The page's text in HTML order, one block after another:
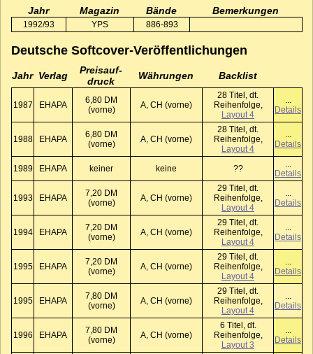
Jahr Magazin Bände Bemerkungen
1992/93 YPS 886-893
Deutsche Softcover-Veröffentlichungen
Jahr Verlag
Preis­auf­
druck
Währungen Backlist
1987 EHAPA
6,80 DM
(vorne)
A, CH (vorne)
28 Titel, dt.
Reihenfolge,
Layout 4
...
Details
1988 EHAPA
6,80 DM
(vorne)
A, CH (vorne)
28 Titel, dt.
Reihenfolge,
Layout 4
...
Details
1989 EHAPA keiner keine ??
...
Details
1993 EHAPA
7,20 DM
(vorne)
A, CH (vorne)
29 Titel, dt.
Reihenfolge,
Layout 4
...
Details
1994 EHAPA
7,20 DM
(vorne)
A, CH (vorne)
29 Titel, dt.
Reihenfolge,
Layout 4
...
Details
1995 EHAPA
7,20 DM
(vorne)
A, CH (vorne)
29 Titel, dt.
Reihenfolge,
Layout 4
...
Details
1995 EHAPA
7,80 DM
(vorne)
A, CH (vorne)
29 Titel, dt.
Reihenfolge,
Layout 4
...
Details
1996 EHAPA
7,80 DM
(vorne)
A, CH (vorne)
6 Titel, dt.
Reihenfolge,
Layout 3
...
Details